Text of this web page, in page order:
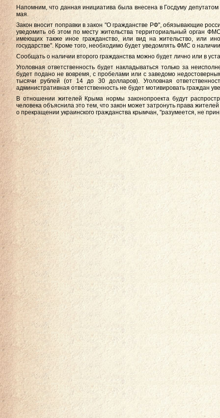
Напомним, что данная инициатива была внесена в Госдуму
мая.
Закон вносит поправки в закон "О гражданстве РФ", обязывающие
уведомить об этом по месту жительства территориальный орган
имеющих также иное гражданство, или вид на жительство, или
государстве". Кроме того, необходимо будет уведомлять ФМС о
Сообщать о наличии второго гражданства можно будет лично или в
Уголовная ответственность будет накладываться только за
будет подано не вовремя, с пробелами или с заведомо
тысячи рублей (от 14 до 30 долларов). Уголовная
административная ответственность не будет мотивировать граждан
В отношении жителей Крыма нормы законопроекта будут
человека объяснила это тем, что закон может затронуть права
о прекращении украинского гражданства крымчан, "разумеется, не